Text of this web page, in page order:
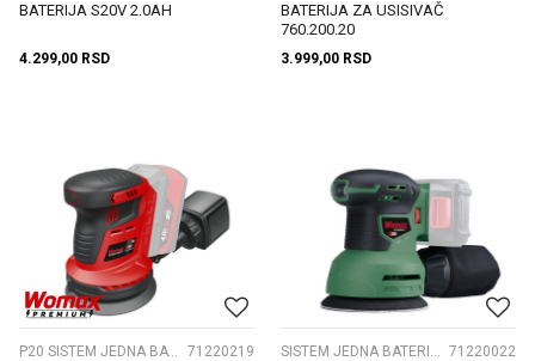
BATERIJA S20V 2.0AH
4.299,00 RSD
BATERIJA ZA USISIVAČ
760.200.20
3.999,00 RSD
P20 SISTEM JEDNA BATERIJA 71220219 71220022